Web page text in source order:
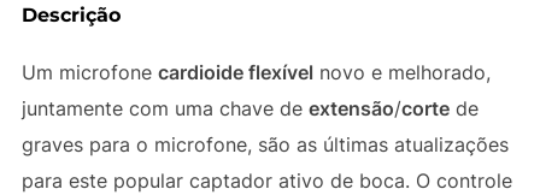
Descrição
Um microfone cardioide flexível novo e melhorado,
juntamente com uma chave de extensão/cortede
graves para o microfone, são as últimas atualizações
para este popular captador ativo de boca. O controle